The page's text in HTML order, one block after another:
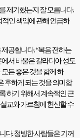
제기했는지 잘 모릅니다.
인 책임에 관해 언급하
제공합니다. “복음 전하는
에서 바울은 갈라디아 성도
든 좋은 것을 함께 하
후하게 되는 것을 의미합
하기 위해서 계속적인 근
교와 가르침에 헌신할 수
다.청빙한 사람들은 기꺼